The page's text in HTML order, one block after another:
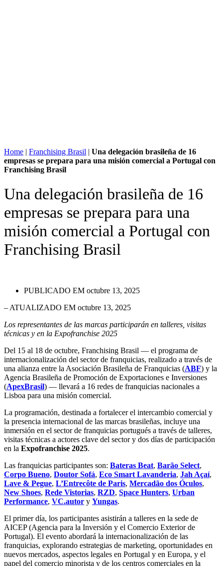
Home | Franchising Brasil | Una delegación brasileña de 16
empresas se prepara para una misión comercial a Portugal con
Franchising Brasil
Una delegación brasileña de 16
empresas se prepara para una
misión comercial a Portugal con
Franchising Brasil
PUBLICADO EM octubre 13, 2025
– ATUALIZADO EM octubre 13, 2025
Los representantes de las marcas participarán en talleres, visitas
técnicas y en la Expofranchise 2025
Del 15 al 18 de octubre, Franchising Brasil — el programa de
internacionalización del sector de franquicias, realizado a través de
una alianza entre la Asociación Brasileña de Franquicias (ABF) y la
Agencia Brasileña de Promoción de Exportaciones e Inversiones
(ApexBrasil) — llevará a 16 redes de franquicias nacionales a
Lisboa para una misión comercial.
La programación, destinada a fortalecer el intercambio comercial y
la presencia internacional de las marcas brasileñas, incluye una
inmersión en el sector de franquicias portugués a través de talleres,
visitas técnicas a actores clave del sector y dos días de participación
en la Expofranchise 2025.
Las franquicias participantes son: Bateras Beat, Barão Select,
Corpo Bueno, Doutor Sofá, Eco Smart Lavanderia, Jah Açaí,
Lave & Pegue, L’Entrecôte de Paris, Mercadão dos Óculos,
New Shoes, Rede Vistorias, RZD, Space Hunters, Urban
Performance, VC.autor y Yungas.
El primer día, los participantes asistirán a talleres en la sede de
AICEP (Agencia para la Inversión y el Comercio Exterior de
Portugal). El evento abordará la internacionalización de las
franquicias, explorando estrategias de marketing, oportunidades en
nuevos mercados, aspectos legales en Portugal y en Europa, y el
papel del comercio minorista y de los centros comerciales en la